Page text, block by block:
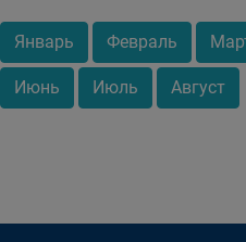
Январь Февраль
Июнь Июль Август